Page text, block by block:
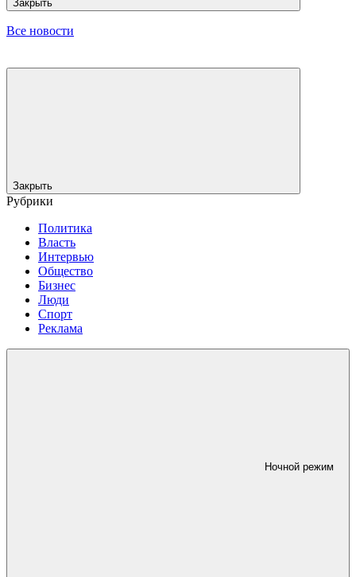
Закрыть
Все новости
Закрыть
Рубрики
Политика
Власть
Интервью
Общество
Бизнес
Люди
Спорт
Реклама
Ночной режим